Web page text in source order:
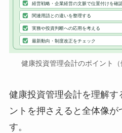
経営戦略・企業経営の文脈で位置付けを確
関連用語との違いを整理する
実務や投資判断への応用を考える
最新動向・制度改正をチェック
健康投資管理会計のポイント
健康投資管理会計を理解す
ントを押さえると全体像が
す。